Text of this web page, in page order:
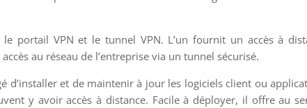
portail VPN et le tunnel VPN. L’un fournit un accès à
au réseau de l’entreprise via un tunnel sécurisé.
d’installer et de maintenir à jour les logiciels client ou
y avoir accès à distance. Facile à déployer, il offre au